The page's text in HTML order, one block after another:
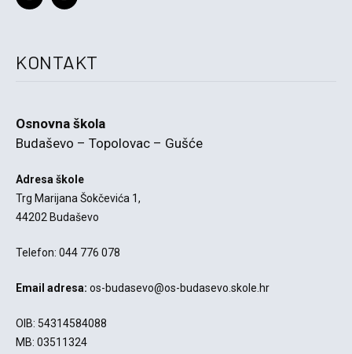
KONTAKT
Osnovna škola
Budaševo – Topolovac – Gušće
Adresa škole
Trg Marijana Šokčevića 1,
44202 Budaševo
Telefon: 044 776 078
Email adresa: os-budasevo@os-budasevo.skole.hr
OIB: 54314584088
MB: 03511324